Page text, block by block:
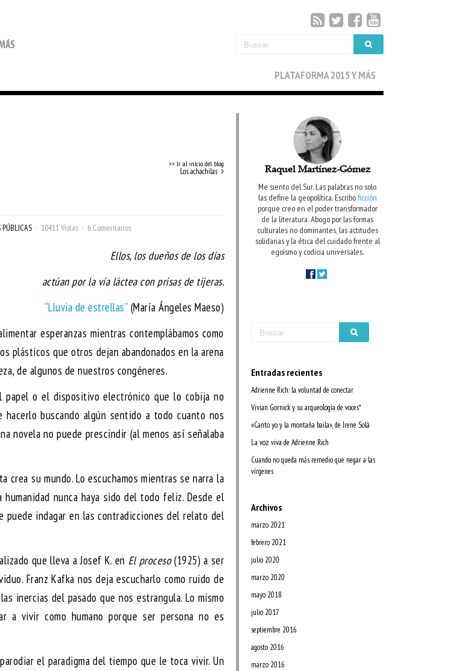
PLATAFORMA 2015 Y MÁS
>> Ir al inicio del blog
Los achachilas
10411 Vistas 6 Comentarios
Ellos, los dueños de los días
actúan por la vía láctea con prisas de tijeras.
“Lluvia de estrellas” (María Ángeles Maeso)
esperanzas mientras contemplábamos como
plásticos que otros dejan abandonados en la arena
de algunos de nuestros congéneres.
papel o el dispositivo electrónico que lo cobija no
buscando algún sentido a todo cuanto nos
novela no puede prescindir (al menos así señalaba
su mundo. Lo escuchamos mientras se narra la
nunca haya sido del todo feliz. Desde el
indagar en las contradicciones del relato del
que lleva a Josef K. en El proceso(1925) a ser
Franz Kafka nos deja escucharlo como ruido de
inercias del pasado que nos estrangula. Lo mismo
a vivir como humano porque ser persona no es
el paradigma del tiempo que le toca vivir. Un
Raquel Martínez-Gómez
Me siento del Sur. Las palabras no solo
las define la geopolítica. Escriboficción
porque creo en el poder transformador
de la literatura. Abogo por las formas
culturales no dominantes, las actitudes
solidarias y la ética del cuidado frente al
egoísmo y codicia universales.
Entradas recientes
Adrienne Rich: la voluntad de conectar
Vivian Gornick y su arqueología de voces*
«Canto yo y la montaña baila», de Irene Solà
La voz viva de Adrienne Rich
Cuando no queda más remedio que negar a las
vírgenes
Archivos
marzo 2021
febrero 2021
julio 2020
marzo 2020
mayo 2018
julio 2017
septiembre 2016
agosto 2016
marzo 2016